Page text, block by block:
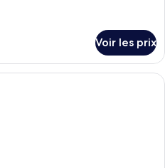
Voir les prix
Une chambre à coucher